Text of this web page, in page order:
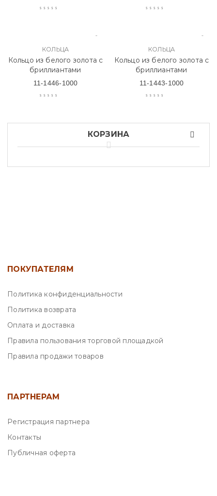
КОЛЬЦА
Кольцо из белого золота с
бриллиантами
11-1446-1000
КОЛЬЦА
Кольцо из белого золота с
бриллиантами
11-1443-1000
КОРЗИНА
ПОКУПАТЕЛЯМ
Политика конфиденциальности
Политика возврата
Оплата и доставка
Правила пользования торговой площадкой
Правила продажи товаров
ПАРТНЕРАМ
Регистрация партнера
Контакты
Публичная оферта